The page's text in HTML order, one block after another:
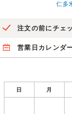
仁多
注文の前にチェ
営業日カレンダ
日 月